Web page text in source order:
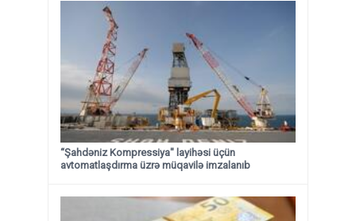
“Şahdəniz Kompressiya" layihəsi üçün
avtomatlaşdırma üzrə müqavilə imzalanıb